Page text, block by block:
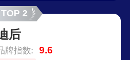
TOP 2
后
牌指数: 9.6